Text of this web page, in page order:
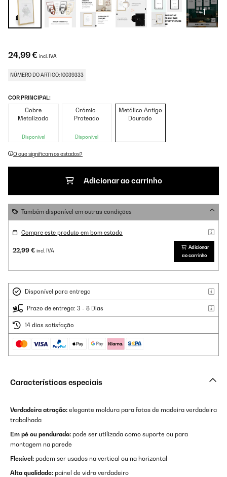
+1
24,99 € incl. IVA
NÚMERO DO ARTIGO: 10039333
COR PRINCIPAL:
Cobre
Metalizado
Disponível
Crómio-
Prateado
Disponível
Metálico Antigo
Dourado
O que significam os estados?
Adicionar ao carrinho
Também disponível em outras condições
Compre este produto em bom estado
22,99 € incl. IVA
Adicionar
ao carrinho
Disponível para entrega
Prazo de entrega: 3 - 8 Dias
14 dias satisfação
Características especiais
Verdadeira atração: elegante moldura para fotos de madeira verdadeira
trabalhada
Em pé ou pendurado: pode ser utilizada como suporte ou para
montagem na parede
Flexível: podem ser usados na vertical ou na horizontal
Alta qualidade: painel de vidro verdadeiro